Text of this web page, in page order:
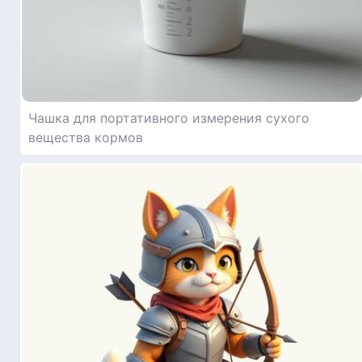
Чашка для портативного измерения сухого
вещества кормов